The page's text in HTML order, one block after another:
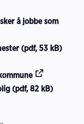
å jobbe som
(pdf, 53 kB)
(pdf, 82 kB)